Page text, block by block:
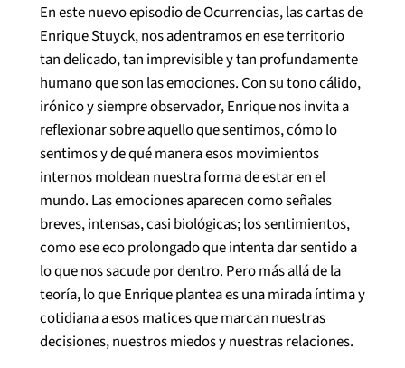
En este nuevo episodio de Ocurrencias, las cartas de
Enrique Stuyck, nos adentramos en ese territorio
tan delicado, tan imprevisible y tan profundamente
humano que son las emociones. Con su tono cálido,
irónico y siempre observador, Enrique nos invita a
reflexionar sobre aquello que sentimos, cómo lo
sentimos y de qué manera esos movimientos
internos moldean nuestra forma de estar en el
mundo. Las emociones aparecen como señales
breves, intensas, casi biológicas; los sentimientos,
como ese eco prolongado que intenta dar sentido a
lo que nos sacude por dentro. Pero más allá de la
teoría, lo que Enrique plantea es una mirada íntima y
cotidiana a esos matices que marcan nuestras
decisiones, nuestros miedos y nuestras relaciones.